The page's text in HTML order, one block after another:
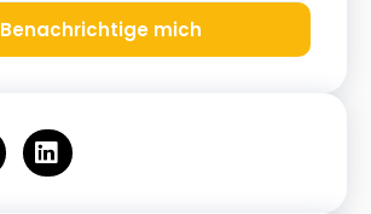
Benachrichtige mich